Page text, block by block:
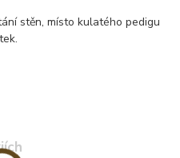
stěn, místo kulatého pedigu